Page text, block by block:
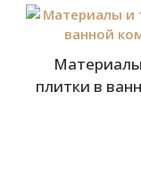
плитки в